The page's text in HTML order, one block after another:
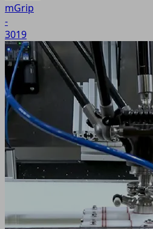
mGrip
-
3019